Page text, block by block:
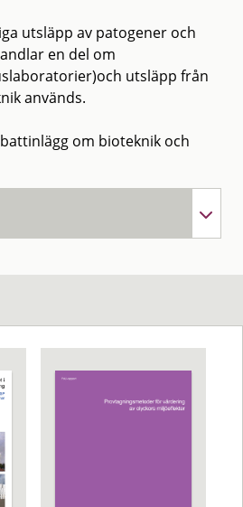
utsläpp av patogener och
en del om
utsläpp från
används.
om bioteknik och